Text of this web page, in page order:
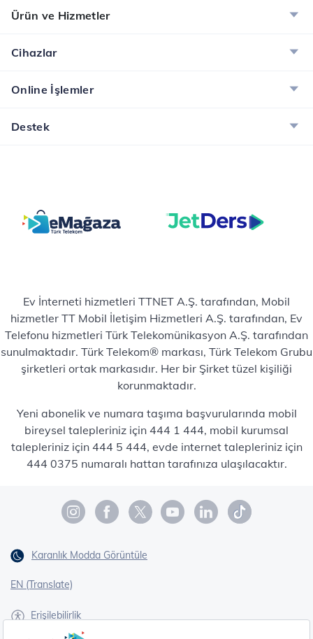
Ürün ve Hizmetler
Cihazlar
Online İşlemler
Destek
Ev İnterneti hizmetleri TTNET A.Ş. tarafından, Mobil
hizmetler TT Mobil İletişim Hizmetleri A.Ş. tarafından, Ev
Telefonu hizmetleri Türk Telekomünikasyon A.Ş. tarafından
sunulmaktadır. Türk Telekom® markası, Türk Telekom Grubu
şirketleri ortak markasıdır. Her bir Şirket tüzel kişiliği
korunmaktadır.
Yeni abonelik ve numara taşıma başvurularında mobil
bireysel talepleriniz için 444 1 444, mobil kurumsal
talepleriniz için 444 5 444, evde internet talepleriniz için
444 0375 numaralı hattan tarafınıza ulaşılacaktır.
Karanlık Modda Görüntüle
EN (Translate)
Erişilebilirlik